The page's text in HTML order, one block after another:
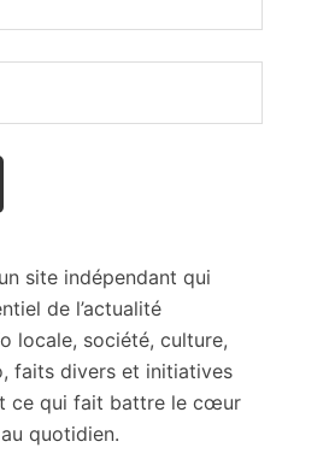
site indépendant qui
de l’actualité
locale, société, culture,
faits divers et initiatives
ce qui fait battre le cœur
quotidien.